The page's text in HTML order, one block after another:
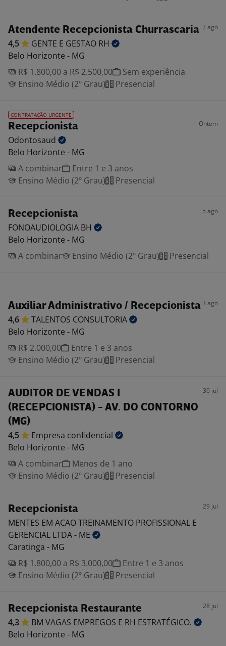
Atendente Recepcionista Churrascaria 2 ago
4,5 GENTE E GESTAO RH
Belo Horizonte - MG
R$ 1.800,00 a R$ 2.500,00
Sem experiência
Ensino Médio (2º Grau)
Presencial
CONTRATAÇÃO URGENTE
Recepcionista Ontem
Odontosaud
Belo Horizonte - MG
A combinar
Entre 1 e 3 anos
Ensino Médio (2º Grau)
Presencial
Recepcionista 5 ago
FONOAUDIOLOGIA BH
Belo Horizonte - MG
A combinar
Ensino Médio (2º Grau) Presencial
Auxiliar Administrativo / Recepcionista 3 ago
4,6 TALENTOS CONSULTORIA
Belo Horizonte - MG
R$ 2.000,00
Entre 1 e 3 anos
Ensino Médio (2º Grau)
Presencial
AUDITOR DE VENDAS I
(RECEPCIONISTA) - AV. DO CONTORNO
(MG)
30 jul
4,5 Empresa confidencial
Belo Horizonte - MG
A combinar
Menos de 1 ano
Ensino Médio (2º Grau)
Presencial
Recepcionista 29 jul
MENTES EM ACAO TREINAMENTO PROFISSIONAL E
GERENCIAL LTDA - ME
Caratinga - MG
R$ 1.800,00 a R$ 3.000,00
Entre 1 e 3 anos
Ensino Médio (2º Grau)
Presencial
Recepcionista Restaurante 28 jul
4,3 BM VAGAS EMPREGOS E RH ESTRATÉGICO.
Belo Horizonte - MG